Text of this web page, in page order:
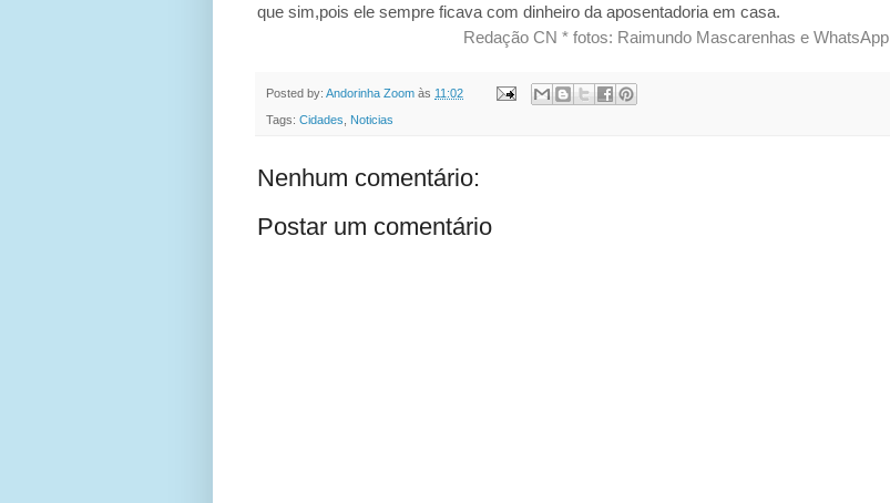
que sim,pois ele sempre ficava com dinheiro da aposentadoria em casa.
Redação CN * fotos: Raimundo Mascarenhas e WhatsApp
Posted by: Andorinha Zoom às 11:02
Tags: Cidades Noticias
Nenhum comentário:
Postar um comentário